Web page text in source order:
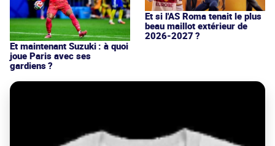
Et maintenant Suzuki : à quoi
joue Paris avec ses
gardiens ?
Et si l'AS Roma tenait le plus
beau maillot extérieur de
2026-2027 ?